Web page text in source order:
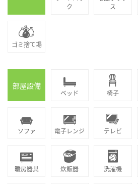
ク
ス
ゴミ捨て場
部屋設備
ベッド 椅子
ソファ 電子レンジ テレビ
暖房器具 炊飯器 洗濯機